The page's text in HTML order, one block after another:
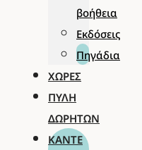
βοήθεια
Εκδόσεις
Πηγάδια
ΧΏΡΕΣ
ΠΎΛΗ
ΔΩΡΗΤΏΝ
ΚΆΝΤΕ